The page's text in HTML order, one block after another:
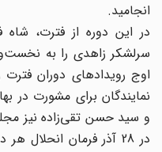
انجامید.
در این دوره از فترت، شاه
اوج رویدادهای دوران فترت
نمایندگان برای مشورت در
و سید حسن تقی‌زاده نیز مجلس
در 28 آذر فرمان انحلال